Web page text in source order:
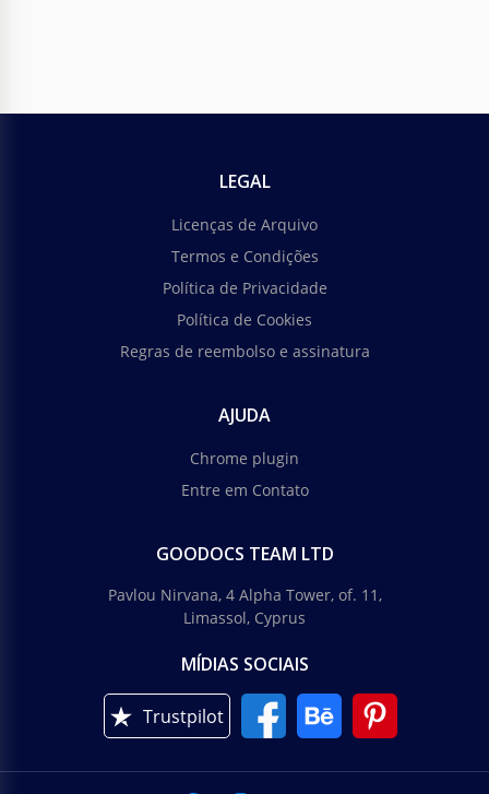
LEGAL
Licenças de Arquivo
Termos e Condições
Política de Privacidade
Política de Cookies
Regras de reembolso e assinatura
AJUDA
Chrome plugin
Entre em Contato
GOODOCS TEAM LTD
Pavlou Nirvana, 4 Alpha Tower, of. 11,
Limassol, Cyprus
MÍDIAS SOCIAIS
Trustpilot